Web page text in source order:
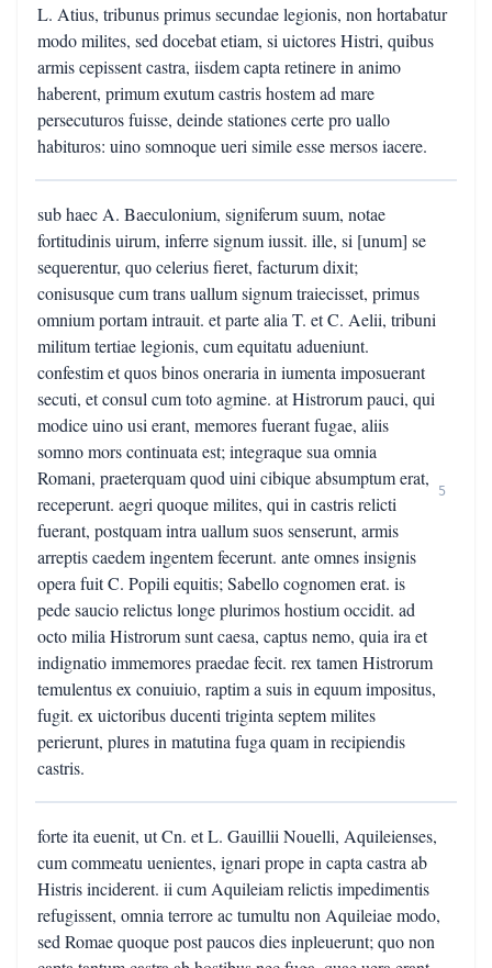
L. Atius, tribunus primus secundae legionis, non hortabatur
modo milites, sed docebat etiam, si uictores Histri, quibus
armis cepissent castra, iisdem capta retinere in animo
haberent, primum exutum castris hostem ad mare
persecuturos fuisse, deinde stationes certe pro uallo
habituros: uino somnoque ueri simile esse mersos iacere.
sub haec A. Baeculonium, signiferum suum, notae
fortitudinis uirum, inferre signum iussit. ille, si [unum] se
sequerentur, quo celerius fieret, facturum dixit;
conisusque cum trans uallum signum traiecisset, primus
omnium portam intrauit. et parte alia T. et C. Aelii, tribuni
militum tertiae legionis, cum equitatu adueniunt.
confestim et quos binos oneraria in iumenta imposuerant
secuti, et consul cum toto agmine. at Histrorum pauci, qui
modice uino usi erant, memores fuerant fugae, aliis
somno mors continuata est; integraque sua omnia
Romani, praeterquam quod uini cibique absumptum erat,
receperunt. aegri quoque milites, qui in castris relicti
fuerant, postquam intra uallum suos senserunt, armis
arreptis caedem ingentem fecerunt. ante omnes insignis
opera fuit C. Popili equitis; Sabello cognomen erat. is
pede saucio relictus longe plurimos hostium occidit. ad
octo milia Histrorum sunt caesa, captus nemo, quia ira et
indignatio immemores praedae fecit. rex tamen Histrorum
temulentus ex conuiuio, raptim a suis in equum impositus,
fugit. ex uictoribus ducenti triginta septem milites
perierunt, plures in matutina fuga quam in recipiendis
castris.
5
forte ita euenit, ut Cn. et L. Gauillii Nouelli, Aquileienses,
cum commeatu uenientes, ignari prope in capta castra ab
Histris inciderent. ii cum Aquileiam relictis impedimentis
refugissent, omnia terrore ac tumultu non Aquileiae modo,
sed Romae quoque post paucos dies inpleuerunt; quo non